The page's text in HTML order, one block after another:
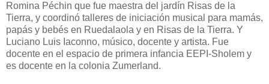
Romina Péchin que fue maestra del jardín Risas de la
Tierra, y coordinó talleres de iniciación musical para mamás,
papás y bebés en Ruedalaola y en Risas de la Tierra. Y
Luciano Luis Iaconno, músico, docente y artista. Fue
docente en el espacio de primera infancia EEPI-Sholem y
es docente en la colonia Zumerland.